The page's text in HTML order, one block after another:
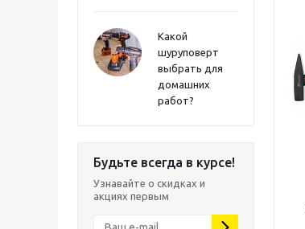
Какой
шуруповерт
выбрать для
домашних
работ?
Будьте всегда в курсе!
Узнавайте о скидках и
акциях первым